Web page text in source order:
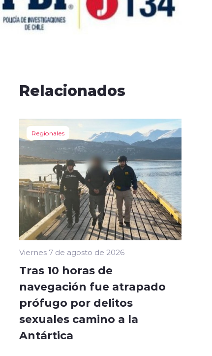
Relacionados
Regionales
Viernes 7 de agosto de 2026
Tras 10 horas de
navegación fue atrapado
prófugo por delitos
sexuales camino a la
Antártica